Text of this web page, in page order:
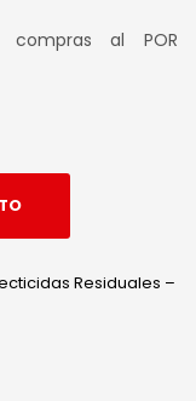
compras al POR
Residuales –